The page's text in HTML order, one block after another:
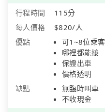
行程時間
115分
每人價格
$820/人
優點
可1~8位乘客
哪裡都能接
保證出車
價格透明
缺點
無臨時叫車
不收現金